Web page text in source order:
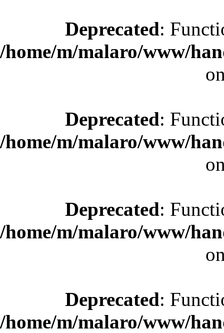
Deprecated:
/home/m/malaro/www/
Deprecated:
/home/m/malaro/www/
Deprecated:
/home/m/malaro/www/
Deprecated:
/home/m/malaro/www/